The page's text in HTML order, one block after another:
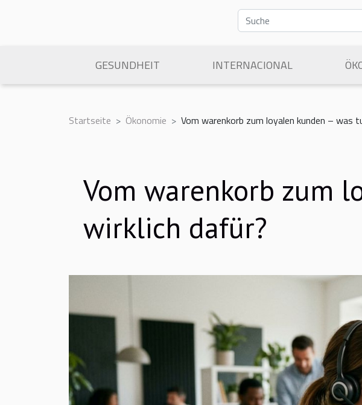
GESUNDHEIT INTERNACIONAL
Startseite Ökonomie Vom warenkorb zum loyalen kunden – was
Vom warenkorb zum
wirklich dafür?